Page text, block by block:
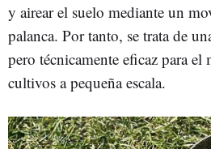
y airear el suelo mediante un
palanca. Por tanto, se trata de
pero técnicamente eficaz para el
cultivos a pequeña escala.